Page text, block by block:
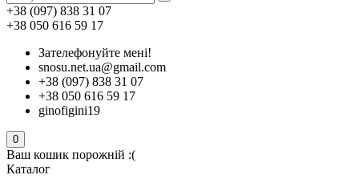
+38 (097) 838 31 07
+38 050 616 59 17
Зателефонуйте мені!
snosu.net.ua@gmail.com
+38 (097) 838 31 07
+38 050 616 59 17
ginofigini19
0
Ваш кошик порожній :(
Каталог